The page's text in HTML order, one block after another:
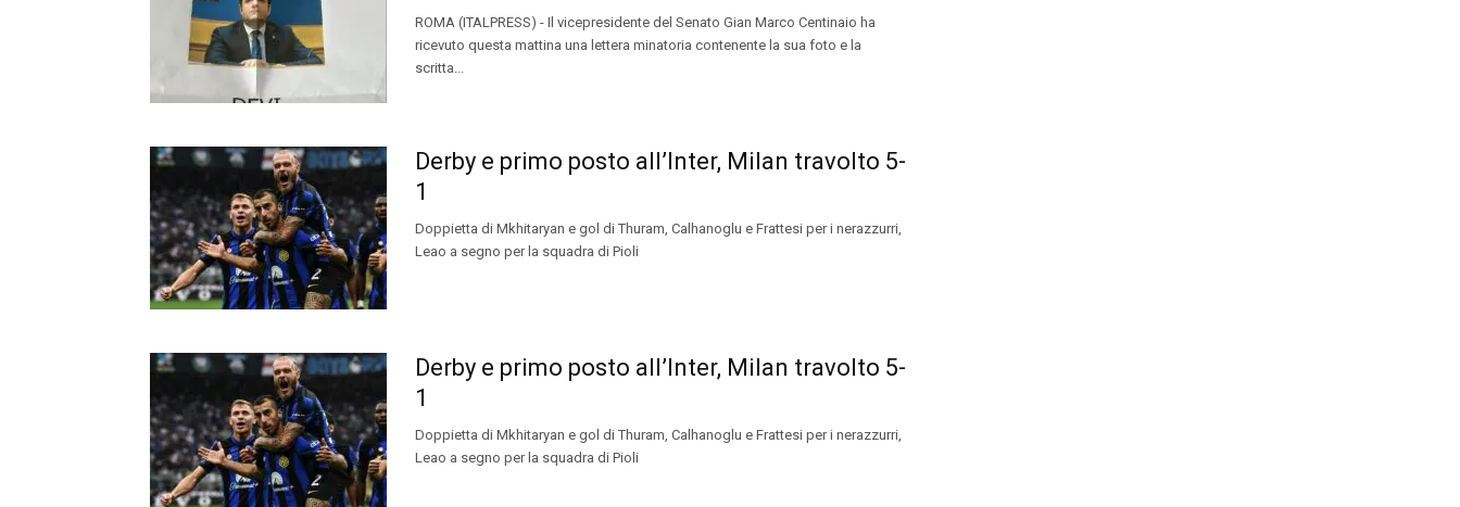
ROMA (ITALPRESS) - Il vicepresidente del Senato Gian Marco Centinaio ha
ricevuto questa mattina una lettera minatoria contenente la sua foto e la
scritta...
Derby e primo posto all’Inter, Milan travolto 5-
1
Doppietta di Mkhitaryan e gol di Thuram, Calhanoglu e Frattesi per i nerazzurri,
Leao a segno per la squadra di Pioli
Derby e primo posto all’Inter, Milan travolto 5-
1
Doppietta di Mkhitaryan e gol di Thuram, Calhanoglu e Frattesi per i nerazzurri,
Leao a segno per la squadra di Pioli